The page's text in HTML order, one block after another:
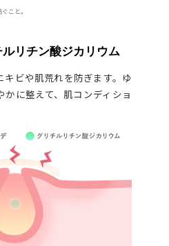
こと。
リチン酸ジカリウム
ビや肌荒れを防ぎます。ゆ
に整えて、肌コンディショ